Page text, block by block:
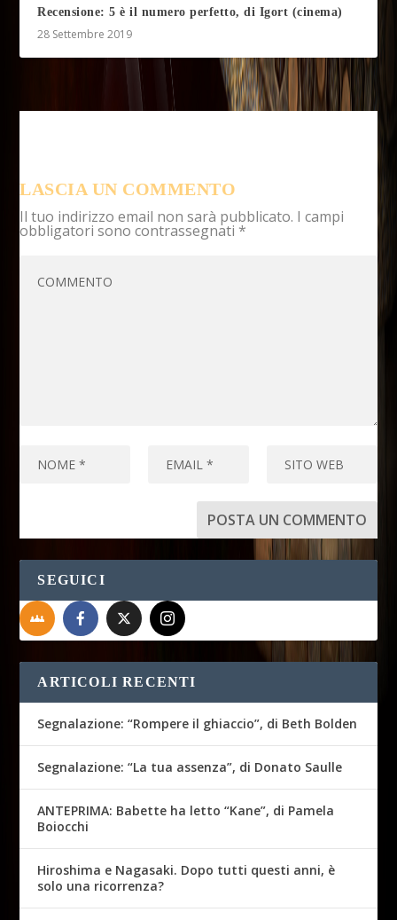
Recensione: 5 è il numero perfetto, di Igort (cinema)
28 Settembre 2019
LASCIA UN COMMENTO
Il tuo indirizzo email non sarà pubblicato. I campi
obbligatori sono contrassegnati *
SEGUICI
ARTICOLI RECENTI
Segnalazione: “Rompere il ghiaccio”, di Beth Bolden
Segnalazione: “La tua assenza”, di Donato Saulle
ANTEPRIMA: Babette ha letto “Kane”, di Pamela
Boiocchi
Hiroshima e Nagasaki. Dopo tutti questi anni, è
solo una ricorrenza?